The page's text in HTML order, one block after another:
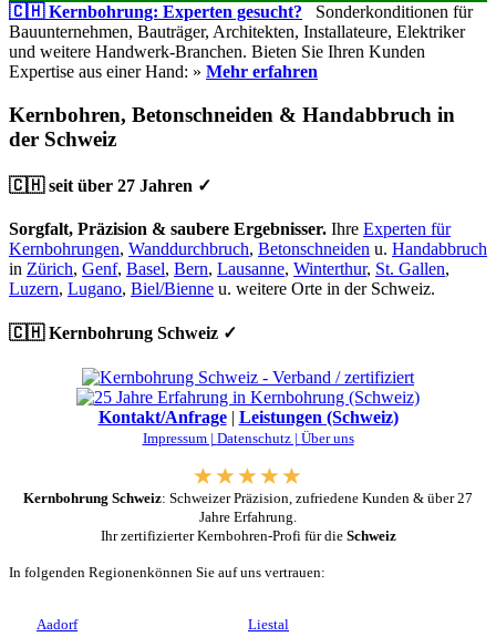
🇨🇭 Kernbohrung: Experten gesucht? Sonderkonditionen für
Bauunternehmen, Bauträger, Architekten, Installateure, Elektriker
und weitere Handwerk-Branchen. Bieten Sie Ihren Kunden
Expertise aus einer Hand: » Mehr erfahren
Kernbohren, Betonschneiden & Handabbruch in
der Schweiz
🇨🇭 seit über 27 Jahren ✓
Sorgfalt, Präzision & saubere Ergebnisser. Ihre Experten für
Kernbohrungen, Wanddurchbruch, Betonschneiden u. Handabbruch
in Zürich, Genf, Basel, Bern, Lausanne, Winterthur, St. Gallen,
Luzern, Lugano, Biel/Bienne u. weitere Orte in der Schweiz.
🇨🇭 Kernbohrung Schweiz ✓
Kontakt/Anfrage| Leistungen (Schweiz)
Impressum | Datenschutz | Über uns
Kernbohrung Schweiz: Schweizer Präzision, zufriedene Kunden & über 27
Jahre Erfahrung.
Ihr zertifizierter Kernbohren-Profi für die Schweiz
In folgenden Regionenkönnen Sie auf uns vertrauen:
Aadorf
Liestal